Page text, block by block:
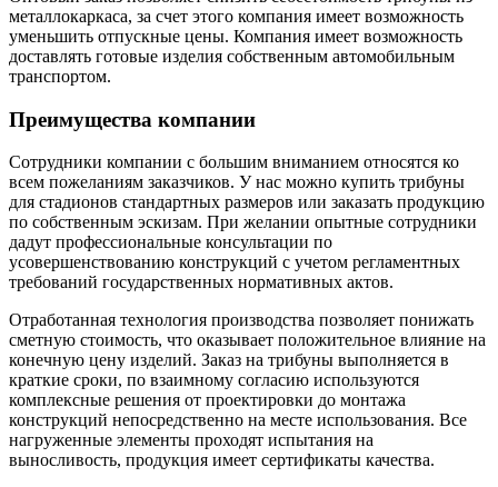
металлокаркаса, за счет этого компания имеет возможность
уменьшить отпускные цены. Компания имеет возможность
доставлять готовые изделия собственным автомобильным
транспортом.
Преимущества компании
Сотрудники компании с большим вниманием относятся ко
всем пожеланиям заказчиков. У нас можно купить трибуны
для стадионов стандартных размеров или заказать продукцию
по собственным эскизам. При желании опытные сотрудники
дадут профессиональные консультации по
усовершенствованию конструкций с учетом регламентных
требований государственных нормативных актов.
Отработанная технология производства позволяет понижать
сметную стоимость, что оказывает положительное влияние на
конечную цену изделий. Заказ на трибуны выполняется в
краткие сроки, по взаимному согласию используются
комплексные решения от проектировки до монтажа
конструкций непосредственно на месте использования. Все
нагруженные элементы проходят испытания на
выносливость, продукция имеет сертификаты качества.